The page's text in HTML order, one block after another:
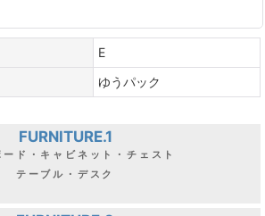
E
ゆうパック
FURNITURE.1
ード・キャビネット・チェスト
テーブル・デスク